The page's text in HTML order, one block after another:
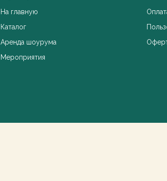
На главную
Каталог
Аренда шоурума
Мероприятия